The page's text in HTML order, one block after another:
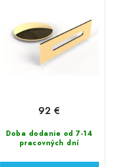
Doba dodanie od 7-14
pracovných dní
92 €